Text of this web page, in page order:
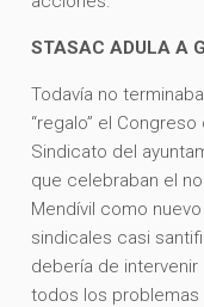
STASAC ADULA A
Todavía no
“regalo” el
Sindicato del
que celebraban el
Mendívil como
sindicales casi
debería de
todos los problemas